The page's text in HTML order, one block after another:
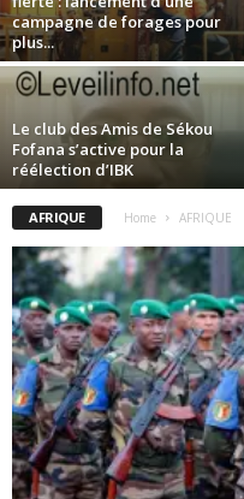
campagne de forages pour
plus...
Le club des Amis de Sékou
Fofana s’active pour la
réélection d’IBK
AFRIQUE Home AFRIQUE